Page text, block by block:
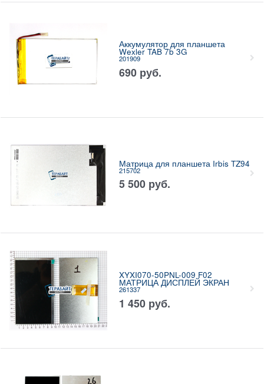
Аккумулятор для планшета
Wexler TAB 7b 3G
201909
690 руб.
Матрица для планшета Irbis TZ94
215702
5 500 руб.
XYXI070-50PNL-009 F02
МАТРИЦА ДИСПЛЕЙ ЭКРАН
261337
1 450 руб.